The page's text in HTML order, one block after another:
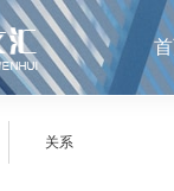
关系